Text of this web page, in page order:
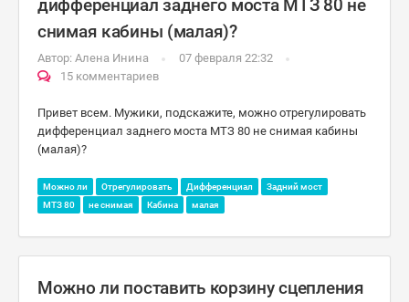
дифференциал заднего моста МТЗ 80 не
снимая кабины (малая)?
Автор: Алена Инина
07 февраля 22:32
15 комментариев
Привет всем. Мужики, подскажите, можно отрегулировать
дифференциал заднего моста МТЗ 80 не снимая кабины
(малая)?
Можно ли Отрегулировать Дифференциал
Задний мост
МТЗ 80
не снимая Кабина малая
Можно ли поставить корзину сцепления